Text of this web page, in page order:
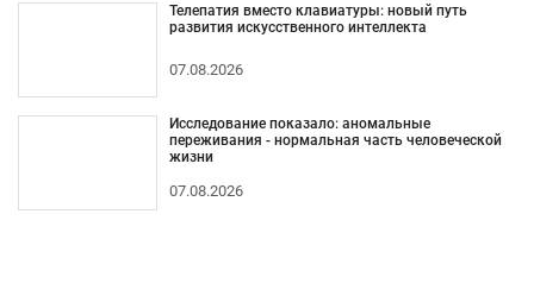
Телепатия вместо клавиатуры: новый путь
развития искусственного интеллекта
07.08.2026
Исследование показало: аномальные
переживания - нормальная часть человеческой
жизни
07.08.2026